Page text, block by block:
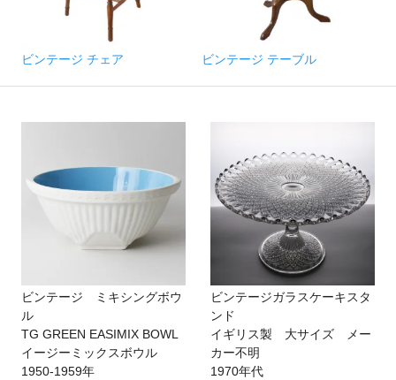
ビンテージ チェア ビンテージ テーブル
ビンテージ ミキシングボウ
ル
TG GREEN EASIMIX BOWL
イージーミックスボウル
1950-1959年
ビンテージガラスケーキスタ
ンド
イギリス製 大サイズ メー
カー不明
1970年代